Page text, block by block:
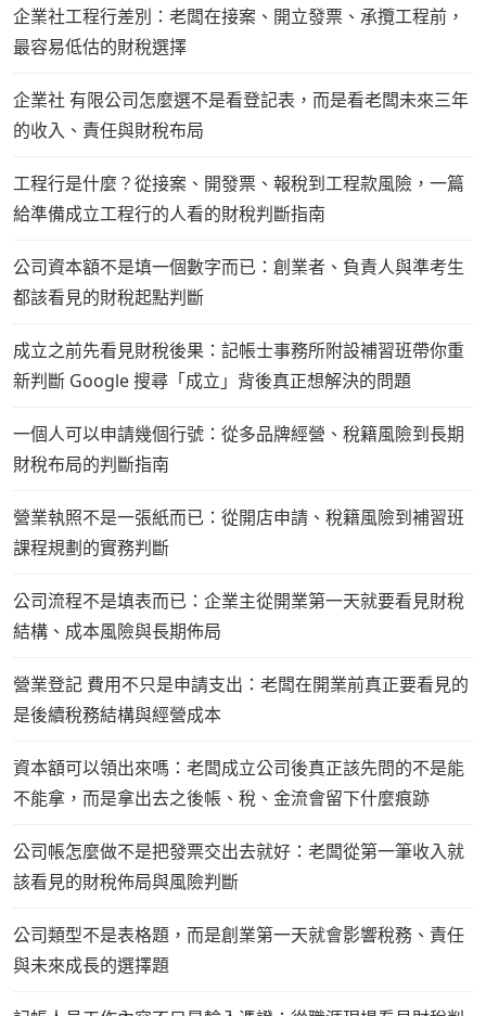
企業社工程行差別：老闆在接案、開立發票、承攬工程前，
最容易低估的財稅選擇
企業社 有限公司怎麼選不是看登記表，而是看老闆未來三年
的收入、責任與財稅布局
工程行是什麼？從接案、開發票、報稅到工程款風險，一篇
給準備成立工程行的人看的財稅判斷指南
公司資本額不是填一個數字而已：創業者、負責人與準考生
都該看見的財稅起點判斷
成立之前先看見財稅後果：記帳士事務所附設補習班帶你重
新判斷 Google 搜尋「成立」背後真正想解決的問題
一個人可以申請幾個行號：從多品牌經營、稅籍風險到長期
財稅布局的判斷指南
營業執照不是一張紙而已：從開店申請、稅籍風險到補習班
課程規劃的實務判斷
公司流程不是填表而已：企業主從開業第一天就要看見財稅
結構、成本風險與長期佈局
營業登記 費用不只是申請支出：老闆在開業前真正要看見的
是後續稅務結構與經營成本
資本額可以領出來嗎：老闆成立公司後真正該先問的不是能
不能拿，而是拿出去之後帳、稅、金流會留下什麼痕跡
公司帳怎麼做不是把發票交出去就好：老闆從第一筆收入就
該看見的財稅佈局與風險判斷
公司類型不是表格題，而是創業第一天就會影響稅務、責任
與未來成長的選擇題